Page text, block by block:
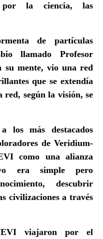
por la ciencia, las
de partículas
llamado Profesor
su mente, vio una red
que se extendía
red, según la visión, se
los más destacados
de Veridium-
como una alianza
era simple pero
descubrir
civilizaciones a través
viajaron por el